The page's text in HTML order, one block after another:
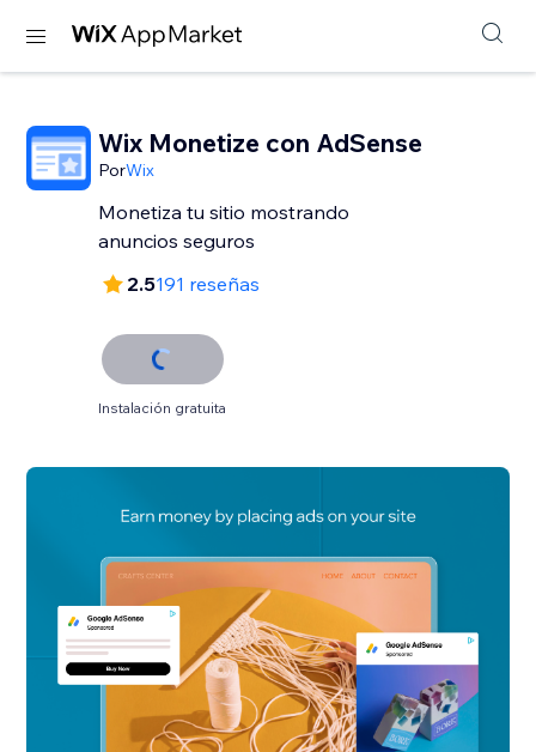
Wix Monetize con AdSense
PorWix
Monetiza tu sitio mostrando
anuncios seguros
2.5191 reseñas
Instalación gratuita